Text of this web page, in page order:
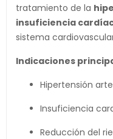
tratamiento de la
insuficiencia
sistema
Indicaciones
Hipertensión
Insuficiencia
Reducción del